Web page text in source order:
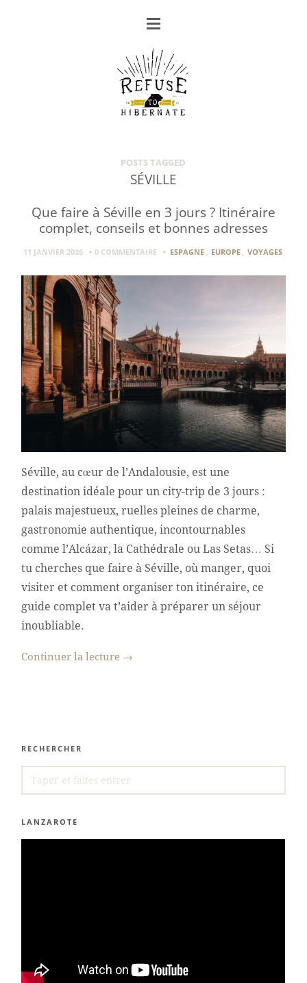
POSTS TAGGED
SÉVILLE
Que faire à Séville en 3 jours ? Itinéraire
complet, conseils et bonnes adresses
11 JANVIER 2026 0 COMMENTAIRE ESPAGNE EUROPE VOYAGES
Séville, au cœur de l’Andalousie, est une
destination idéale pour un city-trip de 3 jours :
palais majestueux, ruelles pleines de charme,
gastronomie authentique, incontournables
comme l’Alcázar, la Cathédrale ou Las Setas… Si
tu cherches que faire à Séville, où manger, quoi
visiter et comment organiser ton itinéraire, ce
guide complet va t’aider à préparer un séjour
inoubliable.
Continuer la lecture →
RECHERCHER
FOR:
LANZAROTE